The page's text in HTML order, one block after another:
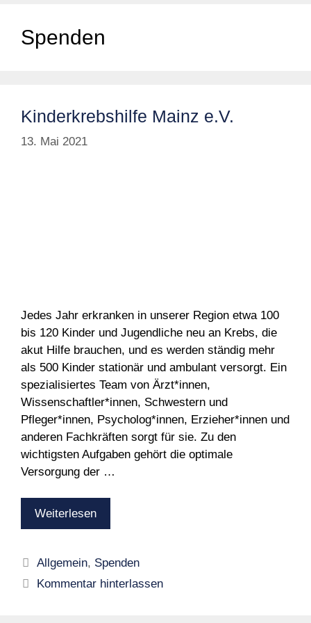
Spenden
Kinderkrebshilfe Mainz e.V.
13. Mai 2021
Jedes Jahr erkranken in unserer Region etwa 100
bis 120 Kinder und Jugendliche neu an Krebs, die
akut Hilfe brauchen, und es werden ständig mehr
als 500 Kinder stationär und ambulant versorgt. Ein
spezialisiertes Team von Ärzt*innen,
Wissenschaftler*innen, Schwestern und
Pfleger*innen, Psycholog*innen, Erzieher*innen und
anderen Fachkräften sorgt für sie. Zu den
wichtigsten Aufgaben gehört die optimale
Versorgung der …
Weiterlesen
Kategorien
Allgemein, Spenden
Kommentar hinterlassen